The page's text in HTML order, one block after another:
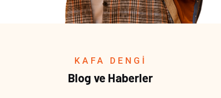
KAFA DENGİ
Blog ve Haberler